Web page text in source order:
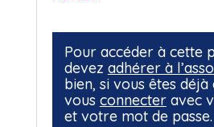
Pour accéder à cette
devez adhérer à
bien, si vous êtes déjà
vous connecteravec
et votre mot de passe.